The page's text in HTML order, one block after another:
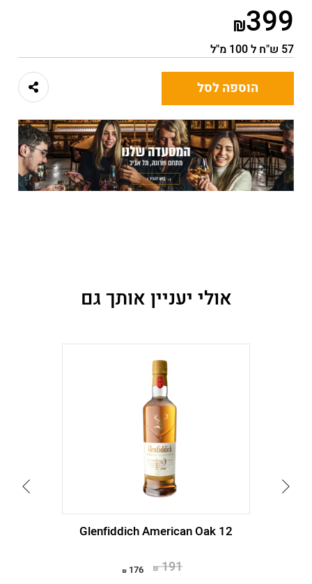
399
57 ש"ח ל 100 מ"ל
הוספה לסל
אולי יעניין אותך גם
עבור
לתמונה
עבור
לתמונה
Glenfiddich American Oak 12
176 191